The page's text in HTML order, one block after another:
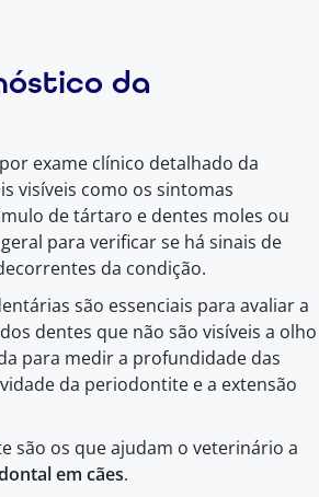
da
exame clínico detalhado da
visíveis como os sintomas
de tártaro e dentes moles ou
para verificar se há sinais de
da condição.
são essenciais para avaliar a
dentes que não são visíveis a olho
para medir a profundidade das
da periodontite e a extensão
são os que ajudam o veterinário a
em cães.